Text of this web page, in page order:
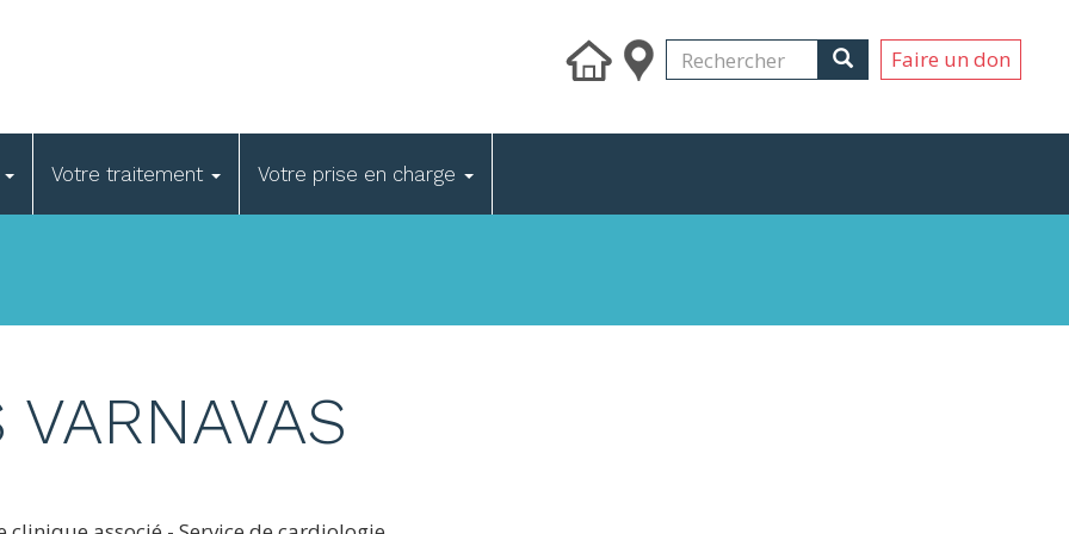
Search
Rechercher RechercherFaire un don
Votre traitement Votre prise en charge
VARNAVAS